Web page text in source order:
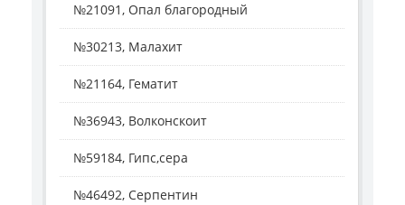
№21091, Опал благородный
№30213, Малахит
№21164, Гематит
№36943, Волконскоит
№59184, Гипс,сера
№46492, Серпентин